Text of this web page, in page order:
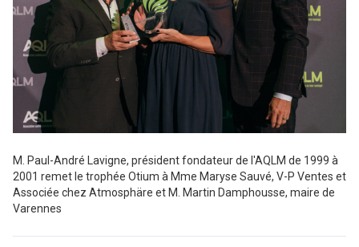
M. Paul-André Lavigne, président fondateur de l'AQLM de 1999 à
2001 remet le trophée Otium à Mme Maryse Sauvé, V-P Ventes et
Associée chez Atmosphäre et M. Martin Damphousse, maire de
Varennes